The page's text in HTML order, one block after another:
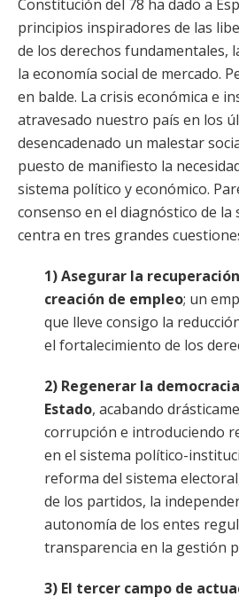
Constitución del 78 ha dado a
principios inspiradores de las
de los derechos fundamentales,
la economía social de mercado.
en balde. La crisis económica e
atravesado nuestro país en los
desencadenado un malestar
puesto de manifiesto la
sistema político y económico.
consenso en el diagnóstico de la
centra en tres grandes
1) Asegurar la
creación de empleo; un
que lleve consigo la
el fortalecimiento de los
2) Regenerar la
Estado, acabando
corrupción e introduciendo
en el sistema político-
reforma del sistema
de los partidos, la
autonomía de los entes
transparencia en la gestión
3) El tercer campo de